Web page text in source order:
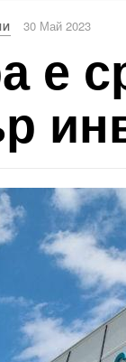
30 Май 2023
е